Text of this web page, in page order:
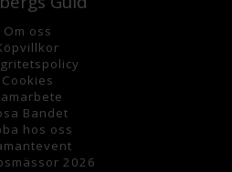
Om oss
öpvillkor
Cookies
Bandet
hos oss
2026